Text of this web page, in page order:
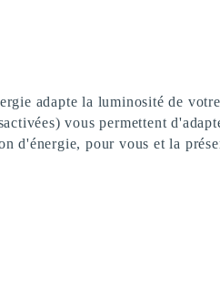
adapte la luminosité de
vous permettent
d'énergie, pour vous et la